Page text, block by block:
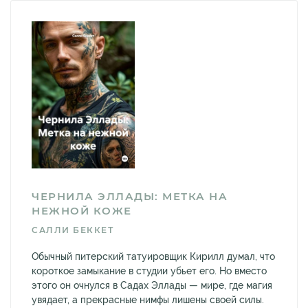
ЧЕРНИЛА ЭЛЛАДЫ: МЕТКА НА
НЕЖНОЙ КОЖЕ
САЛЛИ БЕККЕТ
Обычный питерский татуировщик Кирилл думал, что
короткое замыкание в студии убьет его. Но вместо
этого он очнулся в Садах Эллады — мире, где магия
увядает, а прекрасные нимфы лишены своей силы.